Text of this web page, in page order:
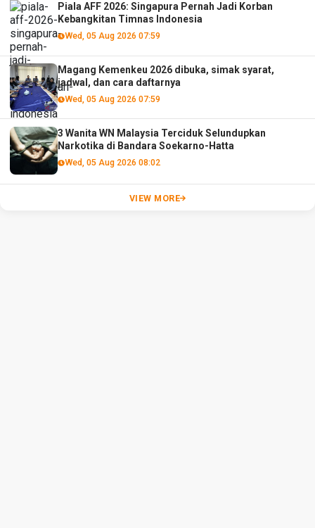
Piala AFF 2026: Singapura Pernah Jadi Korban
Kebangkitan Timnas Indonesia
Wed, 05 Aug 2026 07:59
Magang Kemenkeu 2026 dibuka, simak syarat,
jadwal, dan cara daftarnya
Wed, 05 Aug 2026 07:59
3 Wanita WN Malaysia Terciduk Selundupkan
Narkotika di Bandara Soekarno-Hatta
Wed, 05 Aug 2026 08:02
VIEW MORE